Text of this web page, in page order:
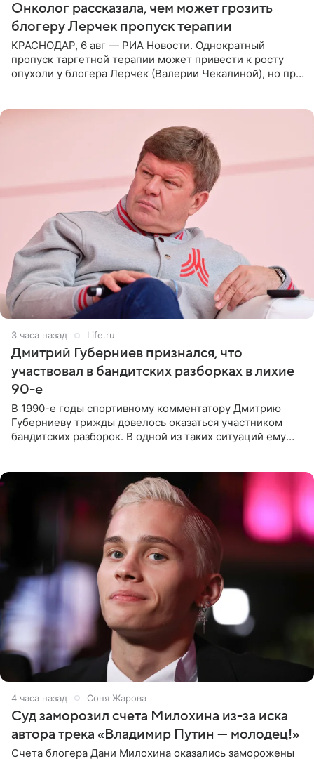
Онколог рассказала, чем может грозить
блогеру Лерчек пропуск терапии
КРАСНОДАР, 6 авг — РИА Новости. Однократный
пропуск таргетной терапии может привести к росту
опухоли у блогера Лерчек (Валерии Чекалиной), но при
3 часа назад Life.ru
Дмитрий Губерниев признался, что
участвовал в бандитских разборках в лихие
90-е
В 1990-е годы спортивному комментатору Дмитрию
Губерниеву трижды довелось оказаться участником
бандитских разборок. В одной из таких ситуаций ему
4 часа назад Соня Жарова
Суд заморозил счета Милохина из-за иска
автора трека «Владимир Путин — молодец!»
Счета блогера Дани Милохина оказались заморожены